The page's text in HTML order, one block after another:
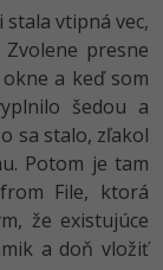
vtipná vec,
presne
a keď som
šedou a
sa stalo, zľakol
Potom je tam
File, ktorá
že existujúce
a doň vložiť